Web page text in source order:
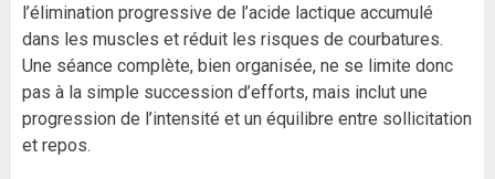
l’élimination progressive de l’acide lactique accumulé
dans les muscles et réduit les risques de courbatures.
Une séance complète, bien organisée, ne se limite donc
pas à la simple succession d’efforts, mais inclut une
progression de l’intensité et un équilibre entre sollicitation
et repos.